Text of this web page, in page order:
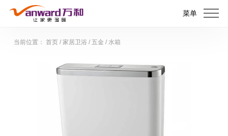
菜单
当前位置： 首页/ 家居卫浴 / 五金 / 水箱